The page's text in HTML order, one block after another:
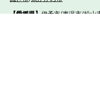
【愛媛県】伊予市/東温市/松山